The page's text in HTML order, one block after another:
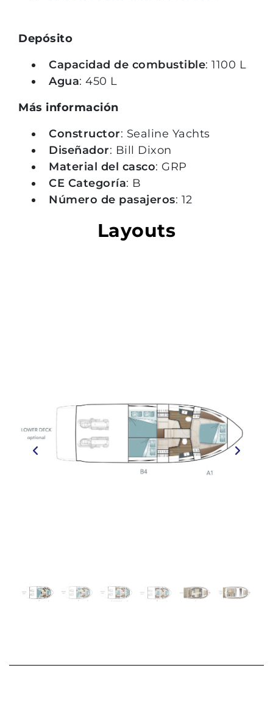
Depósito
Capacidad de combustible: 1100 L
Agua: 450 L
Más información
Constructor: Sealine Yachts
Diseñador: Bill Dixon
Material del casco: GRP
CE Categoría: B
Número de pasajeros: 12
Layouts